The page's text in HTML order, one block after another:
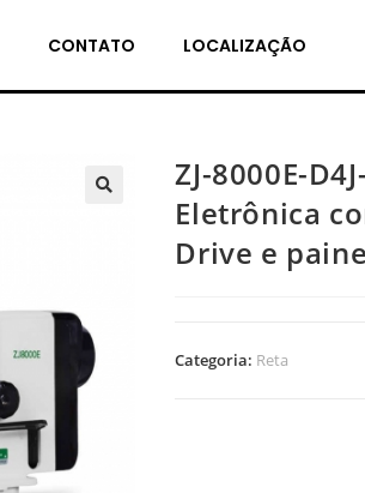
CONTATO LOCALIZAÇÃO
ZJ-8000E-
Eletrônica
Drive e
Categoria: Reta